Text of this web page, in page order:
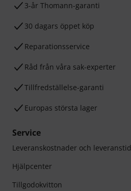
3-år Thomann-garanti
30 dagars öppet köp
Reparationsservice
Råd från våra sak-experter
Tillfredställelse-garanti
Europas största lager
Service
Leveranskostnader och leveranstid
Hjälpcenter
Tillgodokvitton